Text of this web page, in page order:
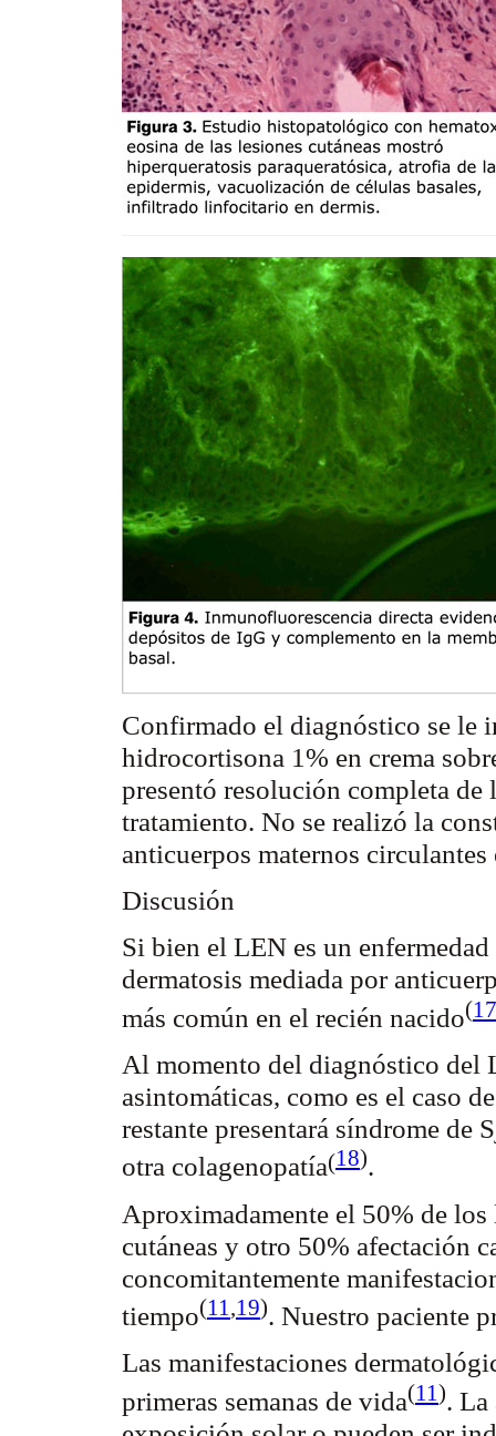
Confirmado el diagnóstico se le
hidrocortisona 1% en crema
presentó resolución completa de
tratamiento. No se realizó la
anticuerpos maternos
Discusión
Si bien el LEN es un
dermatosis mediada por
más común en el recién nacido(17
Al momento del diagnóstico del
asintomáticas, como es el caso
restante presentará síndrome de
otra colagenopatía(18).
Aproximadamente el 50% de
cutáneas y otro 50% afectación
concomitantemente
tiempo(11 ,19). Nuestro paciente
Las manifestaciones
primeras semanas de vida(11). La